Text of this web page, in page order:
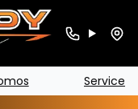
Service